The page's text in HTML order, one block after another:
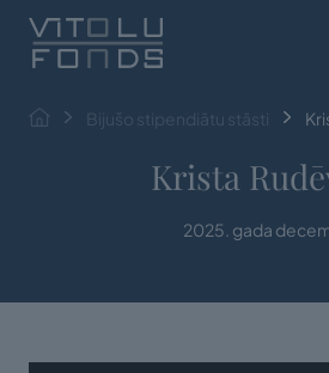
Bijušo stipendiātu stāsti
Krista
2025. gada